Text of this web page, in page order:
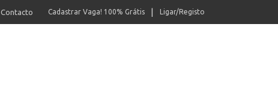
Contacto Ligar/Registo
Cadastrar Vaga! 100% Grátis